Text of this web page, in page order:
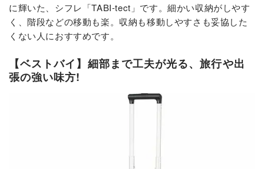
に輝いた、シフレ「TABI-tect」です。細かい収納がしやす
く、階段などの移動も楽。収納も移動しやすさも妥協した
くない人におすすめです。
【ベストバイ】細部まで工夫が光る、旅行や出
張の強い味方!